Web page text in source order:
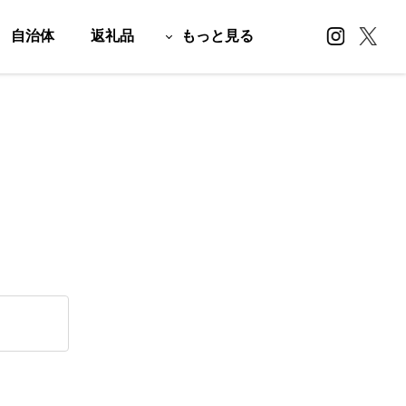
自治体 返礼品 もっと見る